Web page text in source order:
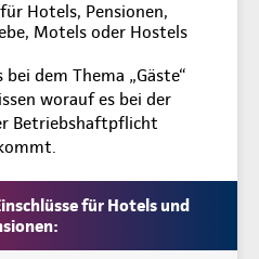
Hotels, Pensionen,
Motels oder Hostels
dem Thema „Gäste“
worauf es bei der
Betriebshaftpflicht
für Hotels und